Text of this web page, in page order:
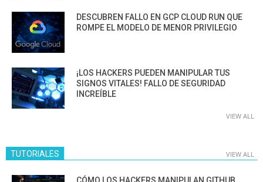
DESCUBREN FALLO EN GCP CLOUD RUN QUE
ROMPE EL MODELO DE MENOR PRIVILEGIO
¡LOS HACKERS PUEDEN MANIPULAR TUS
SIGNOS VITALES! FALLO DE SEGURIDAD
INCREÍBLE
VIEW ALL
TUTORIALES VIEW ALL
CÓMO LOS HACKERS MANIPULAN GITHUB